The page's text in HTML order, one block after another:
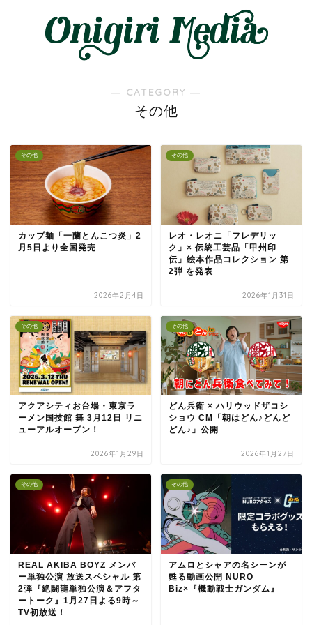
― CATEGORY ―
その他
その他
カップ麺「一蘭とんこつ炎」2
月5日より全国発売
2026年2月4日
その他
レオ・レオニ「フレデリッ
ク」× 伝統工芸品「甲州印
伝」絵本作品コレクション 第
2弾 を発表
2026年1月31日
その他
アクアシティお台場・東京ラ
ーメン国技館 舞 3月12日 リニ
ューアルオープン！
2026年1月29日
その他
どん兵衛 × ハリウッドザコシ
ショウ CM「朝はどん♪どんど
どん♪」公開
2026年1月27日
その他
REAL AKIBA BOYZ メンバ
ー単独公演 放送スペシャル 第
2弾『絶闘龍単独公演＆アフタ
ートーク』1月27日よる9時～
TV初放送！
その他
アムロとシャアの名シーンが
甦る動画公開 NURO
Biz×『機動戦士ガンダム』